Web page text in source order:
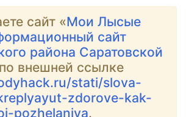
сайт «Мои Лысые
сайт
района Саратовской
внешней ссылке
stati/slova-
zdorove-kak-
pozhelaniya.